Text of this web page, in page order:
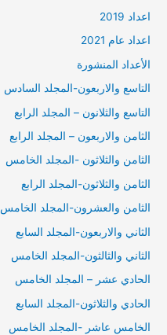
اعداد 2019
اعداد عام 2021
الأعداد المنشورة
التاسع والاربعون-المجلد السادس
التاسع والثلانون – المجلد الرابع
الثامن والاربعون – المجلد الرابع
الثامن والثلاثون -المجلد الخامس
الثامن والثلاثون-المجلد الرابع
الثامن والعشرون-المجلد الخامس
الثاني والاربعون-المجلد السابع
الثاني والثالثون-المجلد الخامس
الحادي عشر – المجلد الخامس
الحادي والثلاثون-المجلد السابع
الخامس عاشر -المجلد الخامس